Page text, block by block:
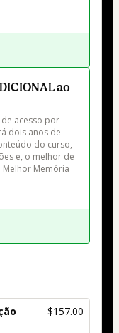
ao
acesso por
dois anos de
do curso,
e, o melhor de
Memória
$157.00